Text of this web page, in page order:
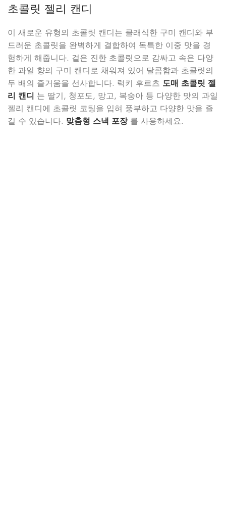
초콜릿 젤리 캔디
이 새로운 유형의 초콜릿 캔디는 클래식한 구미 캔디와 부
드러운 초콜릿을 완벽하게 결합하여 독특한 이중 맛을 경
험하게 해줍니다. 겉은 진한 초콜릿으로 감싸고 속은 다양
한 과일 향의 구미 캔디로 채워져 있어 달콤함과 초콜릿의
두 배의 즐거움을 선사합니다. 럭키 후르츠 도매 초콜릿 젤
리 캔디 는 딸기, 청포도, 망고, 복숭아 등 다양한 맛의 과일
젤리 캔디에 초콜릿 코팅을 입혀 풍부하고 다양한 맛을 즐
길 수 있습니다. 맞춤형 스낵 포장를 사용하세요.